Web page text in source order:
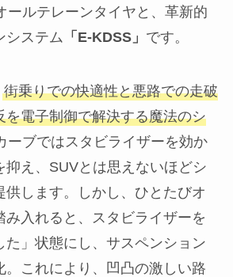
ールテレーンタイヤと、革新的
システム 「E-KDSS」 です。
街乗りでの快適性と悪路での走破
を電子制御で解決する魔法のシ
ーブではスタビライザーを効か
抑え、SUVとは思えないほどシ
供します。しかし、ひとたびオ
み入れると、スタビライザーを
た」状態にし、サスペンション
。これにより、凹凸の激しい路